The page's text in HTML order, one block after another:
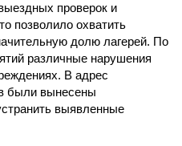
проверок и
позволило охватить
долю лагерей. По
различные нарушения
В адрес
были вынесены
выявленные